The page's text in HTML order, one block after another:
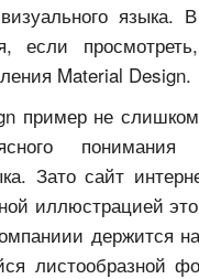
языка.
если
Material Design.
пример не
понимания
Зато сайт
иллюстрацией
держится
листообразной